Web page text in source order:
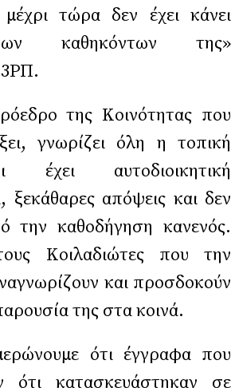
μέχρι τώρα δεν έχει κάνει
καθηκόντων της»
της Κοινότητας που
γνωρίζει όλη η τοπική
έχει αυτοδιοικητική
ξεκάθαρες απόψεις και δεν
την καθοδήγηση κανενός.
Κοιλαδιώτες που την
και προσδοκούν
της στα κοινά.
ότι έγγραφα που
ότι κατασκευάστηκαν σε